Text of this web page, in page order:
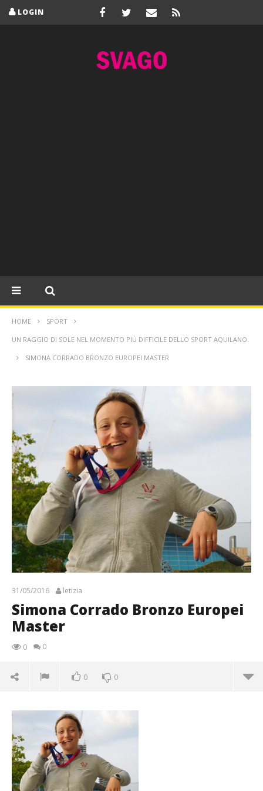
LOGIN
HOME SPORT
UN RAGGIO DI SOLE NEL MOMENTO PIÙ DIFFICILE DELLO SPORT AQUILANO.
SIMONA CORRADO BRONZO EUROPEI MASTER
31/05/2016 letizia
Simona Corrado Bronzo Europei
Master
0 0
0 0
31/05/2016
letizia